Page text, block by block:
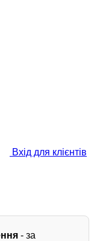
Вхід для клієнтів
- за